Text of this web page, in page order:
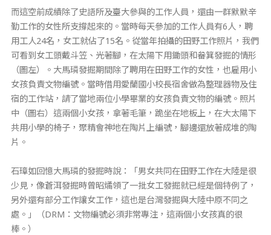
而這空前成績除了史語所及臺大參與的工作人員，還由一群默默辛
勤工作的女性所支撐起來的。當時每天參加的工作人員有6人，聘
用工人24名，女工就佔了15名。從當年拍攝的田野工作照片，我們
可看到女工頭戴斗笠、光著腳，在太陽下用鋤頭和畚箕發掘的情形
（圖左）。大馬璘發掘期間除了聘用在田野工作的女性，也雇用小
女孩負責文物編號。當時借用愛蘭國小校長宿舍做為整理器物及住
宿的工作站，請了當地兩位小學畢業的女孩負責文物的編號。照片
中（圖右）這兩個小女孩，拿著毛筆，跪坐在地板上，在大太陽下
共用小學的椅子，聚精會神地在陶片上編號，腳邊還放著成堆的陶
片。
石璋如回憶大馬璘的發掘時說：「男女共同在田野工作在大陸是很
少見，像蒼洱發掘時曾昭燏領了一批女工發掘就已經是個特例了，
另外還有部分工作讓女工作，這也是台灣發掘與大陸中原不同之
處。」（DRM：文物編號必須非常專注，這兩個小女孩真的很
棒。）